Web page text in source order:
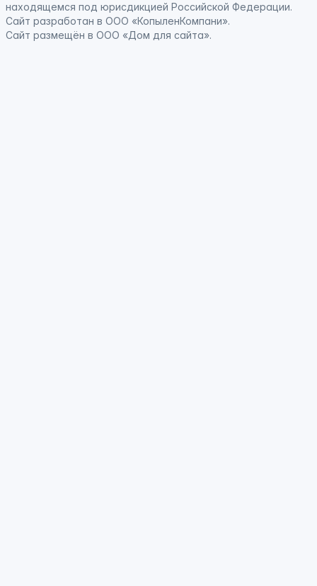
находящемся под юрисдикцией Российской Федерации.
Сайт разработан в ООО «КопыленКомпани».
Сайт размещён в ООО «Дом для сайта».